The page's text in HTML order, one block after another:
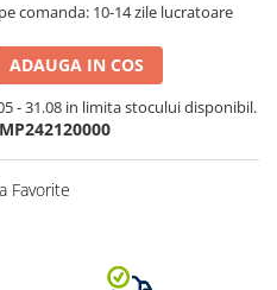
comanda: 10-14 zile lucratoare
ADAUGA IN COS
- 31.08 in limita stocului disponibil.
Favorite